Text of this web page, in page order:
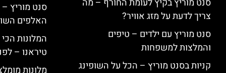
סנט מוריץ בקיץ לעומת החורף – מה
צריך לדעת על מזג אוויר?
סנט מוריץ עם ילדים – טיפים
והמלצות למשפחות
קניות בסנט מוריץ – הכל על השופינג
סנט מוריץ
האלפים
המלונות
טיראנו –